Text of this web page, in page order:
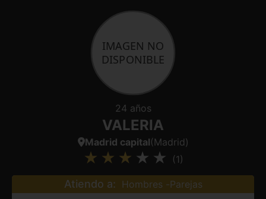
24 años
VALERIA
Madrid capital(Madrid)
(1)
Atiendo a: Hombres Parejas